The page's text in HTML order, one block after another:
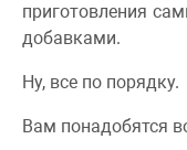
приготовления
добавками.
Ну, все по порядку.
Вам понадобятся